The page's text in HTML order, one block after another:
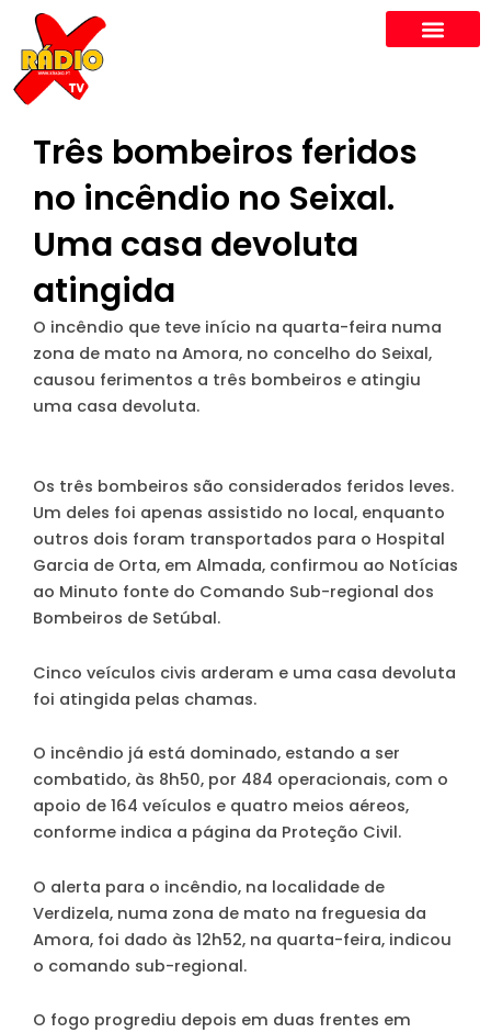
content
Três bombeiros feridos
no incêndio no Seixal.
Uma casa devoluta
atingida
O incêndio que teve início na quarta-feira numa
zona de mato na Amora, no concelho do Seixal,
causou ferimentos a três bombeiros e atingiu
uma casa devoluta.
Os três bombeiros são considerados feridos leves.
Um deles foi apenas assistido no local, enquanto
outros dois foram transportados para o Hospital
Garcia de Orta, em Almada, confirmou ao Notícias
ao Minuto fonte do Comando Sub-regional dos
Bombeiros de Setúbal.
Cinco veículos civis arderam e uma casa devoluta
foi atingida pelas chamas.
O incêndio já está dominado, estando a ser
combatido, às 8h50, por 484 operacionais, com o
apoio de 164 veículos e quatro meios aéreos,
conforme indica a página da Proteção Civil.
O alerta para o incêndio, na localidade de
Verdizela, numa zona de mato na freguesia da
Amora, foi dado às 12h52, na quarta-feira, indicou
o comando sub-regional.
O fogo progrediu depois em duas frentes em